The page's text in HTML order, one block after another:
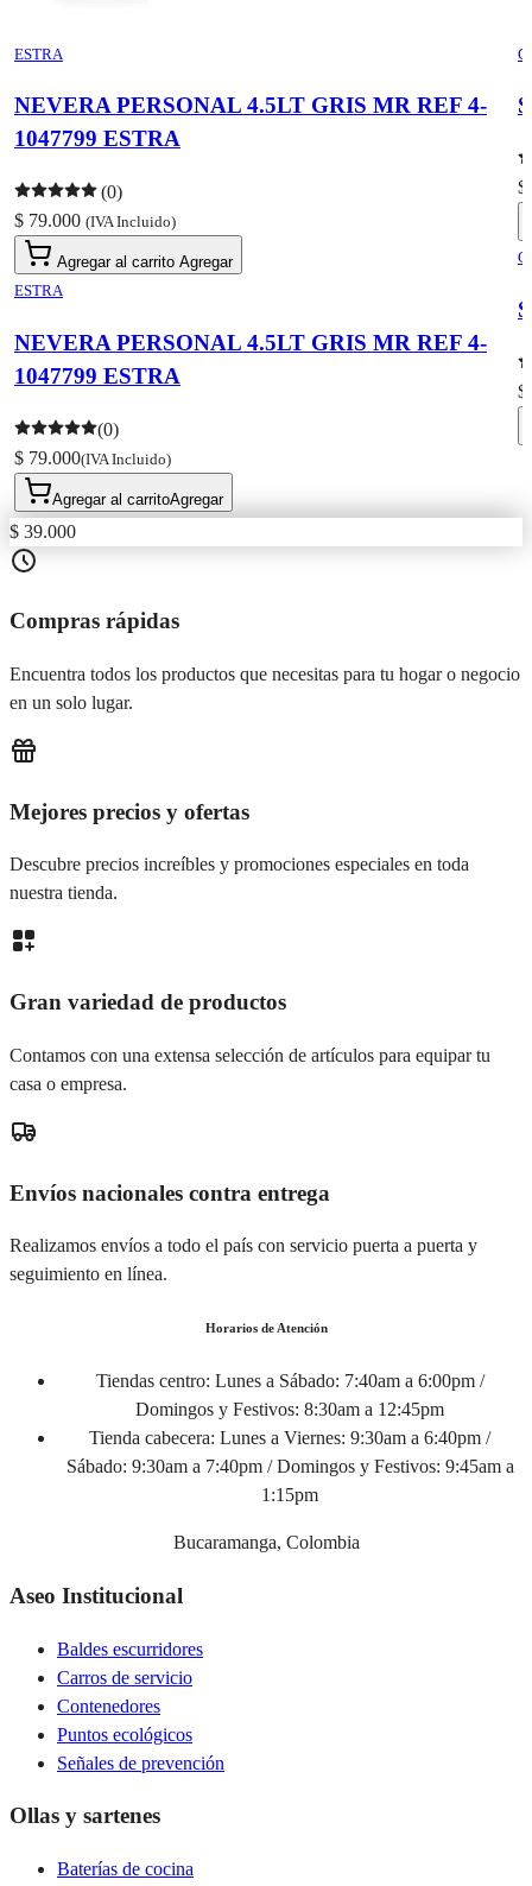
ESTRA
NEVERA PERSONAL 4.5LT GRIS MR REF 4-
1047799 ESTRA
(0)
$ 79.000 (IVA Incluido)
Agregar al carrito Agregar
ESTRA
NEVERA PERSONAL 4.5LT GRIS MR REF 4-
1047799 ESTRA
(0)
$ 79.000(IVA Incluido)
Agregar al carritoAgregar
$
$
$ 39.000
Compras rápidas
Encuentra todos los productos que necesitas para tu hogar o negocio
en un solo lugar.
Mejores precios y ofertas
Descubre precios increíbles y promociones especiales en toda
nuestra tienda.
Gran variedad de productos
Contamos con una extensa selección de artículos para equipar tu
casa o empresa.
Envíos nacionales contra entrega
Realizamos envíos a todo el país con servicio puerta a puerta y
seguimiento en línea.
Horarios de Atención
Tiendas centro: Lunes a Sábado: 7:40am a 6:00pm /
Domingos y Festivos: 8:30am a 12:45pm
Tienda cabecera: Lunes a Viernes: 9:30am a 6:40pm /
Sábado: 9:30am a 7:40pm / Domingos y Festivos: 9:45am a
1:15pm
Bucaramanga, Colombia
Aseo Institucional
Baldes escurridores
Carros de servicio
Contenedores
Puntos ecológicos
Señales de prevención
Ollas y sartenes
Baterías de cocina